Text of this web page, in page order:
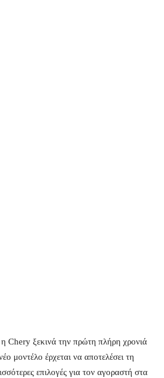
Chery ξεκινά την πρώτη πλήρη χρονιά
μοντέλο έρχεται να αποτελέσει τη
επιλογές για τον αγοραστή στα